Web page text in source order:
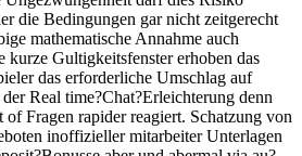
die Bedingungen gar nicht zeitgerecht
mathematische Annahme auch
kurze Gultigkeitsfenster erhoben das
das erforderliche Umschlag auf
Real time?Chat?Erleichterung denn
Fragen rapider reagiert. Schatzung von
inoffizieller mitarbeiter Unterlagen